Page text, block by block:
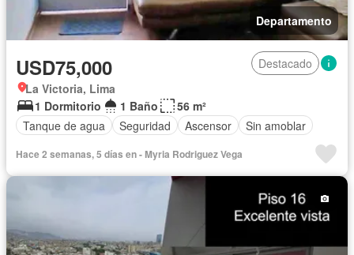
Departamento
USD75,000
Destacado
La Victoria, Lima
1 Dormitorio
1 Baño
56 m²
Tanque de agua
Seguridad Ascensor Sin amoblar
Hace 2 semanas, 5 días en - Myria Rodriguez Vega